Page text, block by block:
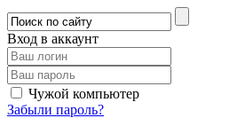
Вход в аккаунт
Чужой компьютер
Забыли пароль?